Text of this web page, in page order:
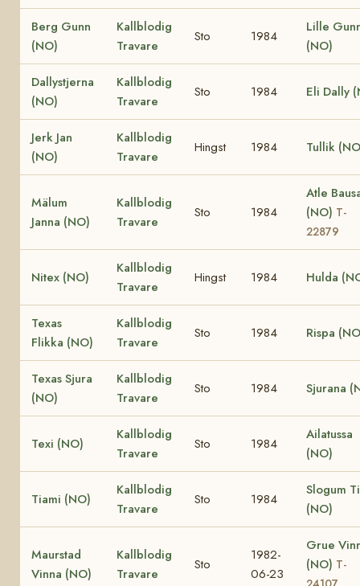
Berg Gunn
(NO)
Kallblodig
Travare
Sto 1984
Lille
(NO)
Dallystjerna
(NO)
Kallblodig
Travare
Sto 1984 Eli Dally
Jerk Jan
(NO)
Kallblodig
Travare
Hingst 1984 Tullik
Mälum
Janna (NO)
Kallblodig
Travare
Sto 1984
Atle
(NO) T-
22879
Nitex (NO)
Kallblodig
Travare
Hingst 1984 Hulda
Texas
Flikka (NO)
Kallblodig
Travare
Sto 1984 Rispa
Texas Sjura
(NO)
Kallblodig
Travare
Sto 1984 Sjurana
Texi (NO)
Kallblodig
Travare
Sto 1984
Ailatussa
(NO)
Tiami (NO)
Kallblodig
Travare
Sto 1984
Slogum
(NO)
Maurstad
Vinna (NO)
Kallblodig
Travare
Sto
1982-
06-23
Grue
(NO) T-